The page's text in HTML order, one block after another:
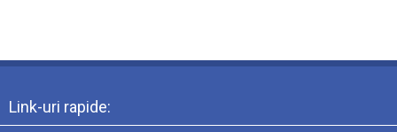
Link-uri rapide: